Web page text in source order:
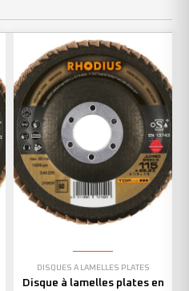
DISQUES À LAMELLES PLATES
Disque à lamelles plates en